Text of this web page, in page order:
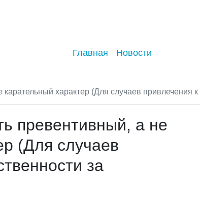
Главная Новости
характер (Для случаев привлечения
превентивный, а не
(Для случаев
за